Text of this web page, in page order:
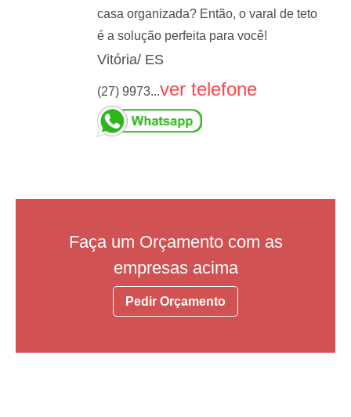
casa organizada? Então, o varal de teto
é a solução perfeita para você!
Vitória/ ES
(27) 9973...ver telefone
Faça um Orçamento com as
empresas acima
Pedir Orçamento